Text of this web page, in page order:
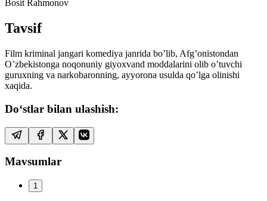
Bosit Rahmonov
Tavsif
Film kriminal jangari komediya janrida bo’lib, Afg’onistondan
O’zbekistonga noqonuniy giyoxvand moddalarini olib o’tuvchi
guruxning va narkobaronning, ayyorona usulda qo’lga olinishi
xaqida.
Do‘stlar bilan ulashish:
Mavsumlar
1